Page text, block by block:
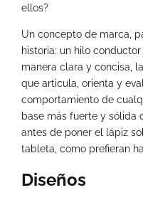
ellos?
Un concepto de marca,
historia: un hilo
manera clara y concisa,
que articula, orienta y
comportamiento de
base más fuerte y sólida
antes de poner el lápiz
tableta, como prefieran
Diseños